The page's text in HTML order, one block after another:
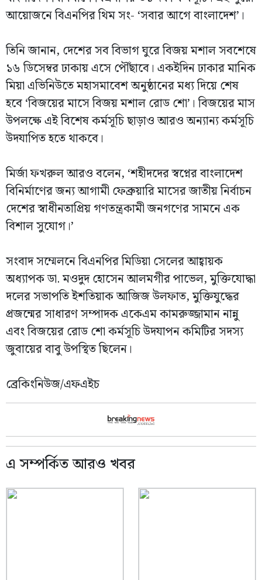
আয়োজনে বিএনপির থিম সং- ‘সবার আগে বাংলাদেশ’।
তিনি জানান, দেশের সব বিভাগ ঘুরে বিজয় মশাল সবশেষে
১৬ ডিসেম্বর ঢাকায় এসে পৌঁছাবে। একইদিন ঢাকার মানিক
মিয়া এভিনিউতে মহাসমাবেশ অনুষ্ঠানের মধ্য দিয়ে শেষ
হবে ‘বিজয়ের মাসে বিজয় মশাল রোড শো’। বিজয়ের মাস
উপলক্ষে এই বিশেষ কর্মসূচি ছাড়াও আরও অন্যান্য কর্মসূচি
উদযাপিত হতে থাকবে।
মির্জা ফখরুল আরও বলেন, ‘শহীদদের স্বপ্নের বাংলাদেশ
বিনির্মাণের জন্য আগামী ফেব্রুয়ারি মাসের জাতীয় নির্বাচন
দেশের স্বাধীনতাপ্রিয় গণতন্ত্রকামী জনগণের সামনে এক
বিশাল সুযোগ।’
সংবাদ সম্মেলনে বিএনপির মিডিয়া সেলের আহ্বায়ক
অধ্যাপক ডা. মওদুদ হোসেন আলমগীর পাভেল, মুক্তিযোদ্ধা
দলের সভাপতি ইশতিয়াক আজিজ উলফাত, মুক্তিযুদ্ধের
প্রজন্মের সাধারণ সম্পাদক একেএম কামরুজ্জামান নান্নু
এবং বিজয়ের রোড শো কর্মসূচি উদযাপন কমিটির সদস্য
জুবায়ের বাবু উপস্থিত ছিলেন।
ব্রেকিংনিউজ/এফএইচ
এ সম্পর্কিত আরও খবর